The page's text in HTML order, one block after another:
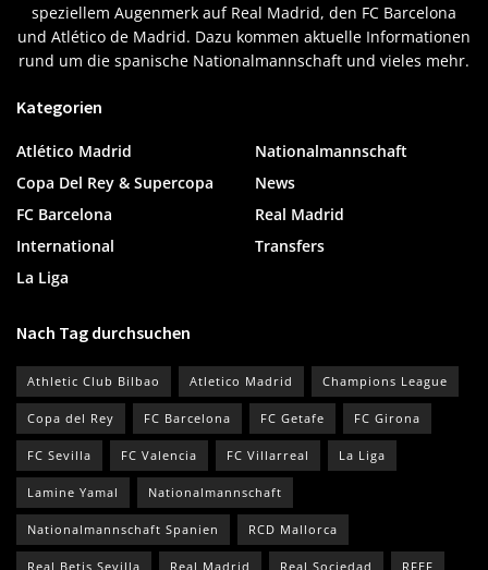
speziellem Augenmerk auf Real Madrid, den FC Barcelona
und Atlético de Madrid. Dazu kommen aktuelle Informationen
rund um die spanische Nationalmannschaft und vieles mehr.
Kategorien
Atlético Madrid
Copa Del Rey & Supercopa
FC Barcelona
International
La Liga
Nationalmannschaft
News
Real Madrid
Transfers
Nach Tag durchsuchen
Athletic Club Bilbao Atletico Madrid Champions League
Copa del Rey FC Barcelona FC Getafe FC Girona
FC Sevilla FC Valencia FC Villarreal La Liga
Lamine Yamal Nationalmannschaft
Nationalmannschaft Spanien RCD Mallorca
Real Betis Sevilla Real Madrid Real Sociedad RFEF